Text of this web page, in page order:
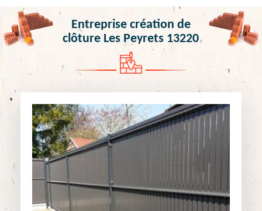
Entreprise création de
clôture Les Peyrets 13220